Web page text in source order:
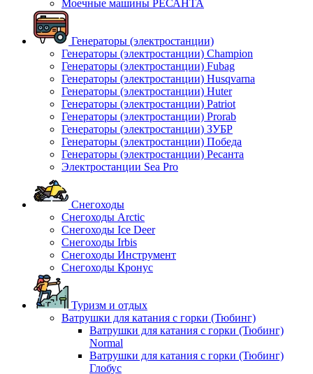
Моечные машины РЕСАНТА
Генераторы (электростанции)
Генераторы (электростанции) Champion
Генераторы (электростанции) Fubag
Генераторы (электростанции) Husqvarna
Генераторы (электростанции) Huter
Генераторы (электростанции) Patriot
Генераторы (электростанции) Prorab
Генераторы (электростанции) ЗУБР
Генераторы (электростанции) Победа
Генераторы (электростанции) Ресанта
Электростанции Sea Pro
Снегоходы
Снегоходы Arctic
Снегоходы Ice Deer
Снегоходы Irbis
Снегоходы Инструмент
Снегоходы Кронус
Туризм и отдых
Ватрушки для катания с горки (Тюбинг)
Ватрушки для катания с горки (Тюбинг)
Normal
Ватрушки для катания с горки (Тюбинг)
Глобус